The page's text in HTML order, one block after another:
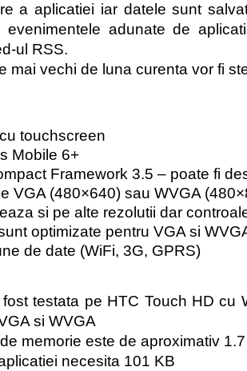
a aplicatiei iar datele sunt
evenimentele adunate de
ul RSS.
mai vechi de luna curenta vor fi
touchscreen
Mobile 6+
Framework 3.5 – poate fi
VGA (480×640) sau WVGA
si pe alte rezolutii dar
optimizate pentru VGA si
de date (WiFi, 3G, GPRS)
testata pe HTC Touch HD cu
si WVGA
memorie este de aproximativ
necesita 101 KB